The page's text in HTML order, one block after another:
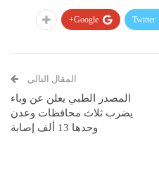
Twitter
Google+
المقال التالي
المصدر الطبي يعلن عن وباء
يضرب ثلاث محافظات وعدن
وحدها 13 ألف إصابة